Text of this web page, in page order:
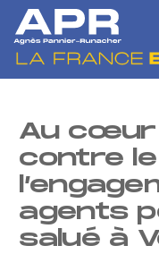
Au cœur
contre
agents
salué à